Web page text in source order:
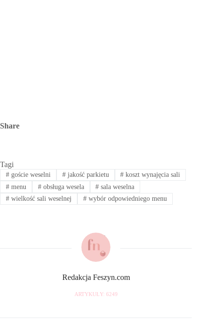
Share
Tagi
#goście weselni #jakość parkietu # koszt wynajęcia sali
#menu #obsługa wesela # sala weselna
#wielkość sali weselnej #wybór odpowiedniego menu
Redakcja Feszyn.com
ARTYKUŁY: 6249